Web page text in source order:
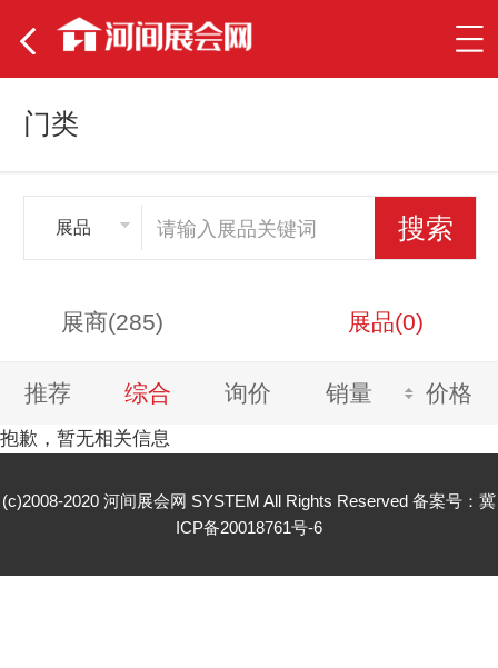
门类
展品
展商(285) 展品(0)
推荐 综合 询价 销量 价格
抱歉，暂无相关信息
(c)2008-2020 河间展会网 SYSTEM All Rights Reserved 备案号： 冀
ICP备20018761号-6